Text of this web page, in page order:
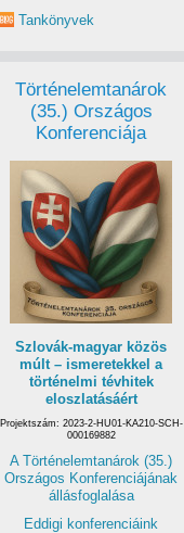
Tankönyvek
Történelemtanárok
(35.) Országos
Konferenciája
Szlovák-magyar közös
múlt – ismeretekkel a
történelmi tévhitek
eloszlatásáért
Projektszám: 2023-2-HU01-KA210-SCH-
000169882
A Történelemtanárok (35.)
Országos Konferenciájának
állásfoglalása
Eddigi konferenciáink